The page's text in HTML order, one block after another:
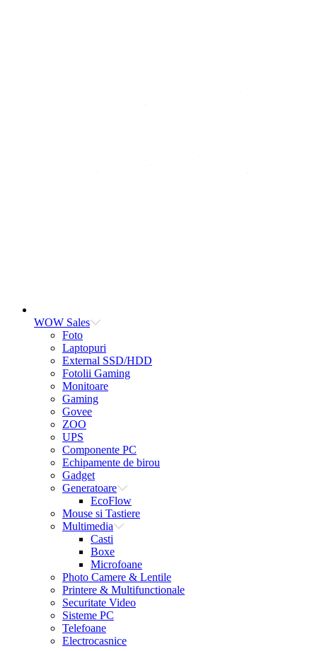
WOW Sales
Foto
Laptopuri
External SSD/HDD
Fotolii Gaming
Monitoare
Gaming
Govee
ZOO
UPS
Componente PC
Echipamente de birou
Gadget
Generatoare
EcoFlow
Mouse si Tastiere
Multimedia
Casti
Boxe
Microfoane
Photo Camere & Lentile
Printere & Multifunctionale
Securitate Video
Sisteme PC
Telefoane
Electrocasnice